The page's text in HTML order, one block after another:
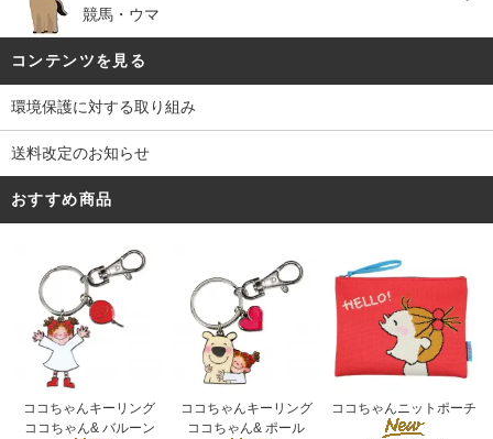
競馬・ウマ
コンテンツを見る
環境保護に対する取り組み
送料改定のお知らせ
おすすめ商品
ココちゃんキーリング
ココちゃん& バルーン
ココちゃんキーリング
ココちゃん& ポール
ココちゃんニットポーチ